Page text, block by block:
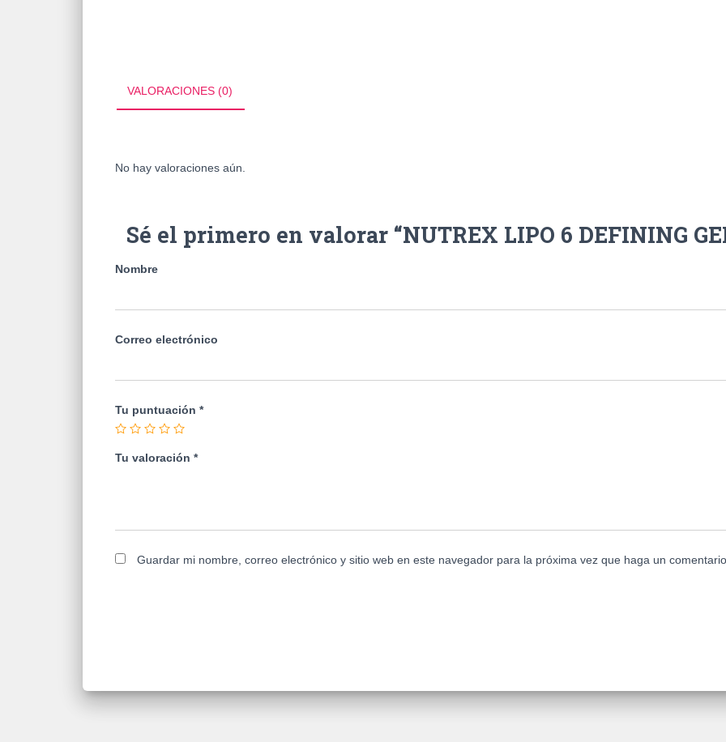
VALORACIONES (0)
No hay valoraciones aún.
Sé el primero en valorar “NUTREX LIPO 6 DEFINING
Nombre
Correo electrónico
Tu puntuación *
Tu valoración *
Guardar mi nombre, correo electrónico y sitio web en este navegador para la próxima vez que haga un